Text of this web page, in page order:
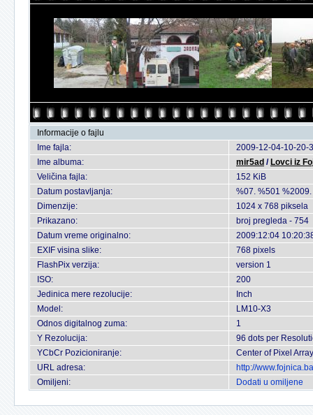
Informacije o fajlu
Ime fajla:
2009-12-04-10-20-
Ime albuma:
mir5ad / Lovci iz
Veličina fajla:
152 KiB
Datum postavljanja:
%07. %501 %2009.
Dimenzije:
1024 x 768 piksela
Prikazano:
broj pregleda - 754
Datum vreme originalno:
2009:12:04
EXIF visina slike:
768 pixels
FlashPix verzija:
version 1
ISO:
200
Jedinica mere rezolucije:
Inch
Model:
LM10-X3
Odnos digitalnog zuma:
1
Y Rezolucija:
96 dots per
YCbCr Pozicioniranje:
Center of Pixel Array
URL adresa:
http://
Omiljeni:
Dodati u omiljene